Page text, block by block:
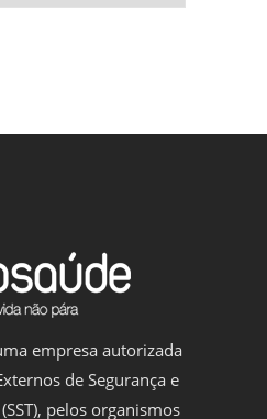
empresa autorizada
de Segurança e
pelos organismos